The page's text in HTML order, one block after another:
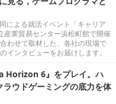
による就活イベント「キャリア
産業貿易センター浜松町館で開催
わせて取材した、各社の現場で
インタビューをお届けします。
Horizon 6』をプレイ。ハ
ウドゲーミングの底力を体